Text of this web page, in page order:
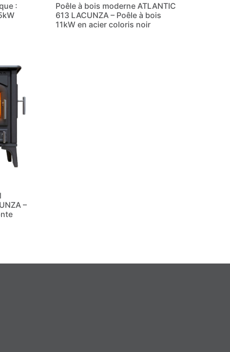
:
Poêle à bois moderne ATLANTIC
613 LACUNZA – Poêle à bois
11kW en acier coloris noir
–